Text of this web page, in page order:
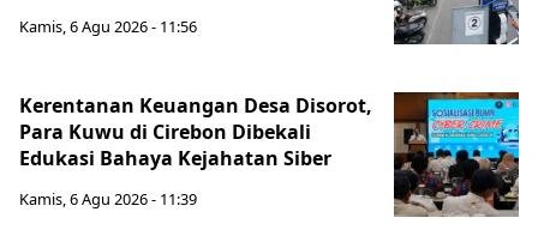
Kamis, 6 Agu 2026 - 11:56
Kerentanan Keuangan Desa Disorot,
Para Kuwu di Cirebon Dibekali
Edukasi Bahaya Kejahatan Siber
Kamis, 6 Agu 2026 - 11:39